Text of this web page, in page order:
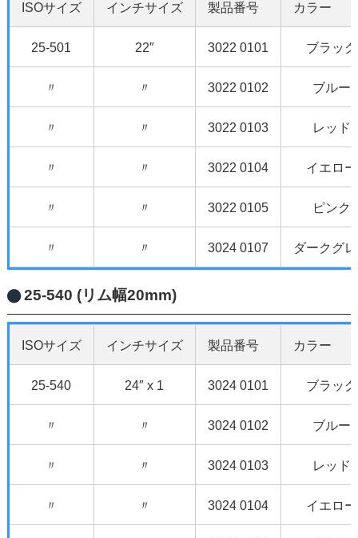
ISOサイズ インチサイズ 製品番号 カラー
25-501 22″ 3022 0101 ブラック
〃 〃 3022 0102 ブルー
〃 〃 3022 0103 レッド
〃 〃 3022 0104 イエロー
〃 〃 3022 0105 ピンク
〃 〃 3024 0107 ダークグ
25-540 (リム幅20mm)
ISOサイズ インチサイズ 製品番号 カラー
25-540 24″ x 1 3024 0101 ブラック
〃 〃 3024 0102 ブルー
〃 〃 3024 0103 レッド
〃 〃 3024 0104 イエロー